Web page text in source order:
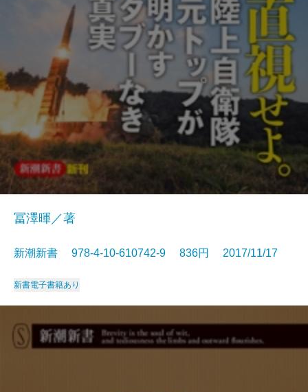
冨澤暉／著
新潮新書 978-4-10-610742-9 836円 2017/11/17
新書電子書籍あり